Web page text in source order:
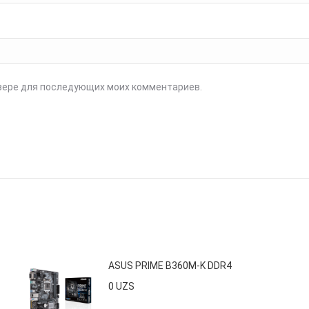
для последующих моих комментариев.
ASUS PRIME B360M-K DDR4
0 UZS